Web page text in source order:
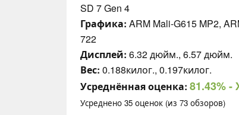
SD 7 Gen 4
Графика: ARM Mali-G615 MP2,
722
Дисплей: 6.32 дюйм., 6.57 дюйм.
Вес: 0.188килог., 0.197килог.
Усреднённая оценка: 81.43%-
Усреднено 35 оценок (из 73 обзоров)